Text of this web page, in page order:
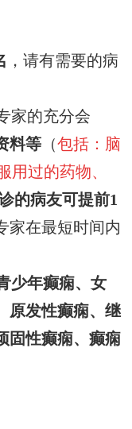
，请有需要的病
家的充分会
料等 （包括：脑
用过的药物、
的病友可提前1
家在最短时间内
少年癫痫、女
原发性癫痫、继
固性癫痫、癫痫